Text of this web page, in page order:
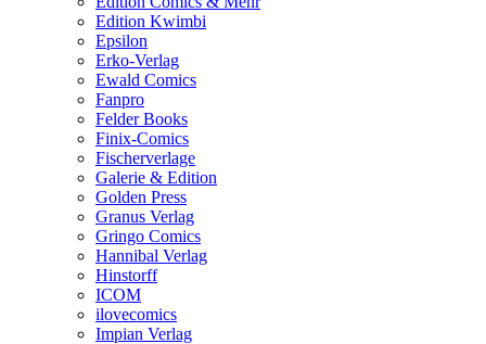
Edition Kwimbi
Epsilon
Erko-Verlag
Ewald Comics
Fanpro
Felder Books
Finix-Comics
Fischerverlage
Galerie & Edition
Golden Press
Granus Verlag
Gringo Comics
Hannibal Verlag
Hinstorff
ICOM
ilovecomics
Impian Verlag